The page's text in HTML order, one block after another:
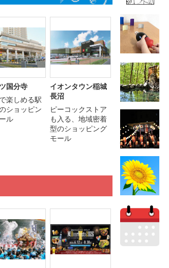
国分寺
楽しめる駅
ショッピン
ル
イオンタウン稲城
長沼
ピーコックストア
も入る、地域密着
型のショッピング
モール